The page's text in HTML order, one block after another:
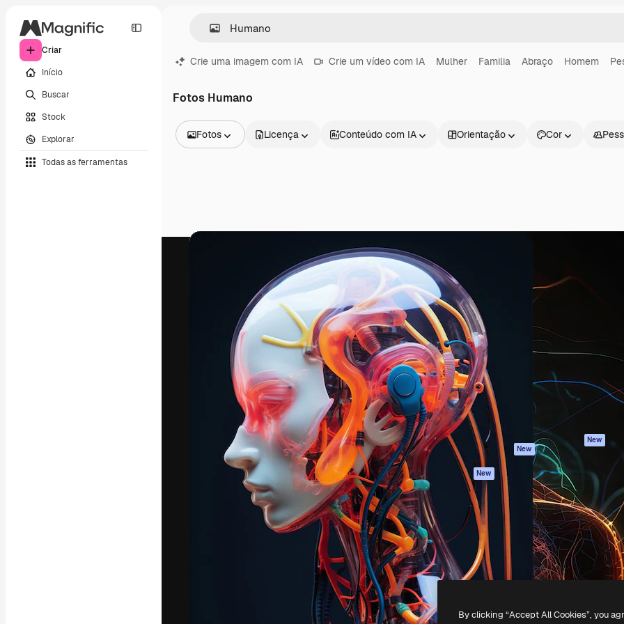
Criar
Início
Buscar
Stock
Explorar
Todas as ferramentas
Crie uma imagem com IA Crie um vídeo com IA Mulher Familia Abraço Homem
Fotos Humano
Fotos
Vídeos
Licença Conteúdo com IA Orientação Cor
A plataforma criativa para você direcionar
seu melhor trabalho. Mais de 1 milhão de
assinantes entre criativos, empresas,
agências e estúdios.
Português
Produtos
Spaces
Assistente de IA
Gerador de
imagens
Gerador de vídeos
Texto para voz
Conteúdo de stock
MCP para
Claude/ChatGPT
New
Agentes New
App móvel
Todas as
ferramentas
Documentação
Atendimento
Termos e
condições
Política de
privacidade
Originais
New
Política de
Central de
confiabilidade
Afiliados
Empresas
2026 Freepik Company S.L.U. Todos os direitos reservados
By clicking “Accept All Cookies”, you